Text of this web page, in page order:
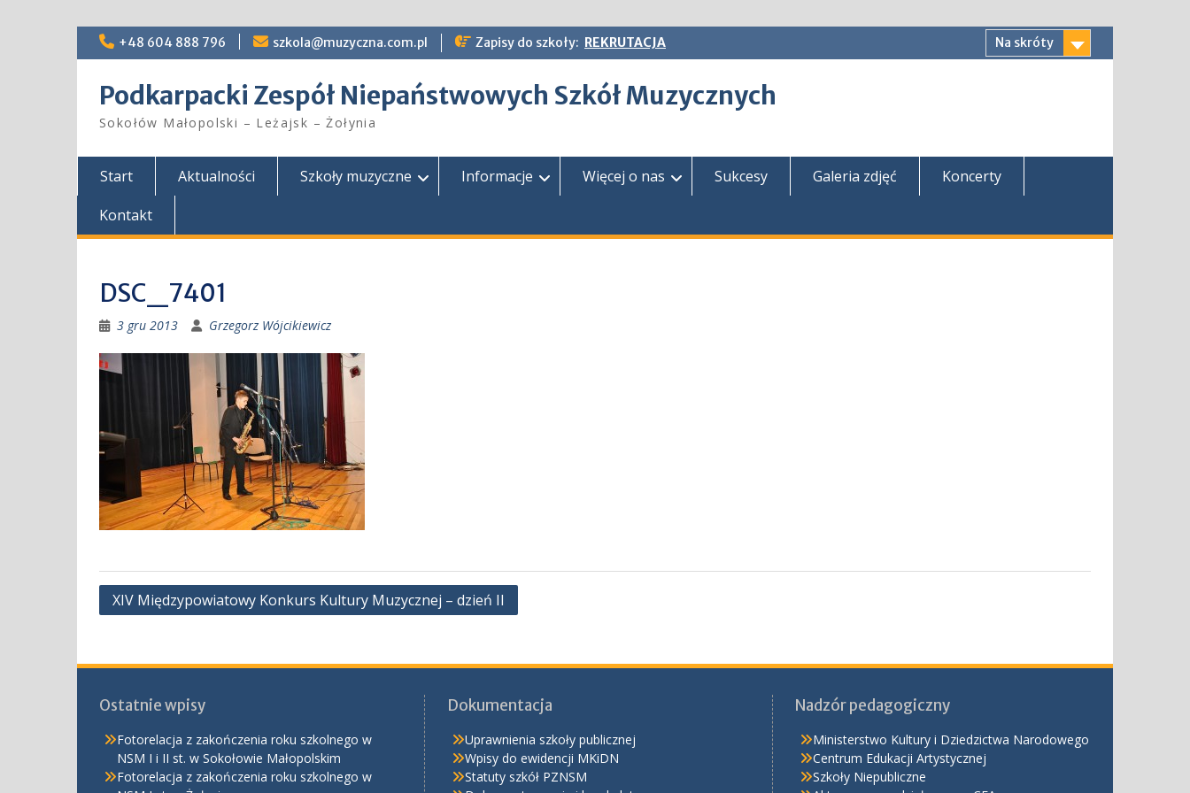
Skip
+48 604 888 796 szkola@muzyczna.com.pl Zapisy do szkoły: REKRUTACJA Na skróty
Podkarpacki Zespół Niepaństwowych Szkół Muzycznych
Sokołów Małopolski – Leżajsk – Żołynia
Start Aktualności Szkoły muzyczne Informacje Więcej o nas Sukcesy Galeria zdjęć
Koncerty
Kontakt
DSC_7401
3 gru 2013 Grzegorz Wójcikiewicz
Nawigacja
XIV Międzypowiatowy Konkurs Kultury Muzycznej – dzień II
Ostatnie wpisy
Fotorelacja z zakończenia roku szkolnego w
NSM I i II st. w Sokołowie Małopolskim
Fotorelacja z zakończenia roku szkolnego w
Dokumentacja
Uprawnienia szkoły publicznej
Wpisy do ewidencji MKiDN
Statuty szkół PZNSM
Nadzór pedagogiczny
Ministerstwo Kultury i Dziedzictwa Narodowego
Centrum Edukacji Artystycznej
Szkoły Niepubliczne